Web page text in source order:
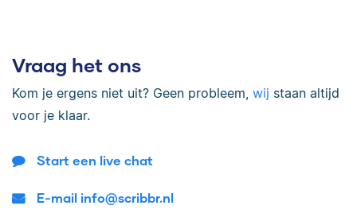
Vraag het ons
Kom je ergens niet uit? Geen probleem, wij staan altijd
voor je klaar.
Start een live chat
E-mail info@scribbr.nl